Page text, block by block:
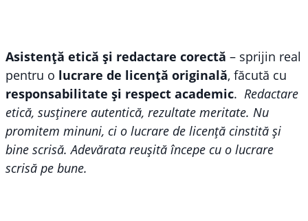
Asistență etică și redactare corectă – sprijin real
pentru o lucrare de licență originală, făcută cu
responsabilitate și respect academic. Redactare
etică, susținere autentică, rezultate meritate. Nu
promitem minuni, ci o lucrare de licență cinstită și
bine scrisă. Adevărata reușită începe cu o lucrare
scrisă pe bune.